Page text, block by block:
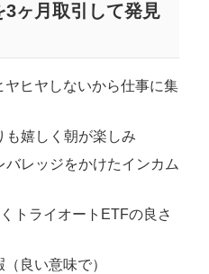
3ヶ月取引して発見
ヤヒヤしないから仕事に集
も嬉しく朝が楽しみ
バレッジをかけたインカム
トライオートETFの良さ
良い意味で）